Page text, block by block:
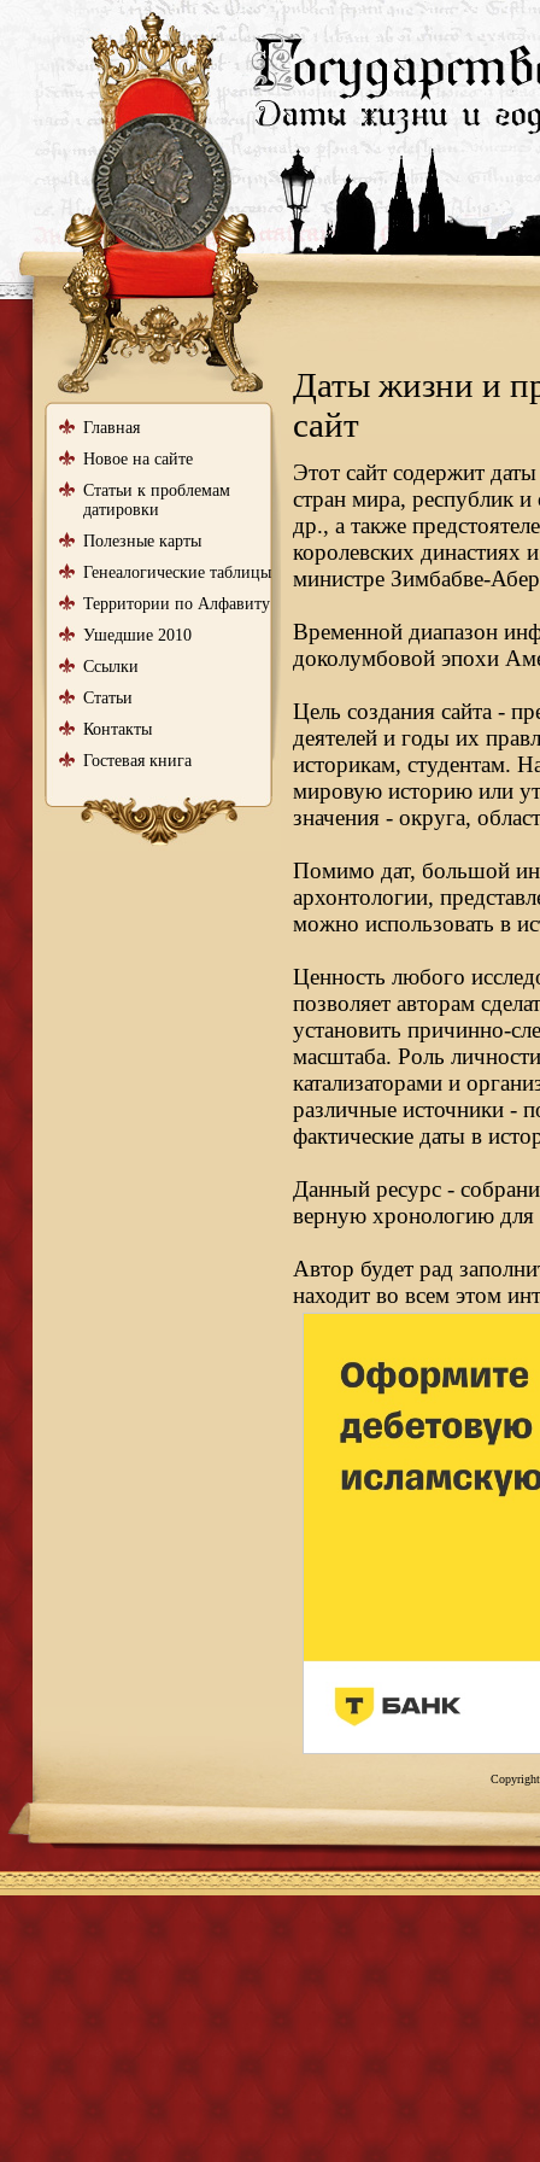
Главная
Новое на сайте
Статьи к проблемам
датировки
Полезные карты
Генеалогические таблицы
Территории по Алфавиту
Ушедшие 2010
Ссылки
Статьи
Контакты
Гостевая книга
Даты жизни и
сайт
Этот сайт содержит
стран мира, республик и
др., а также
королевских династиях
министре Зимбабве-
Временной диапазон
доколумбовой эпохи
Цель создания сайта -
деятелей и годы их
историкам, студентам.
мировую историю или
значения - округа,
Помимо дат, большой
архонтологии,
можно использовать в
Ценность любого
позволяет авторам
установить причинно-
масштаба. Роль
катализаторами и
различные источники -
фактические даты в
Данный ресурс -
верную хронологию для
Автор будет рад
находит во всем этом
Copyright